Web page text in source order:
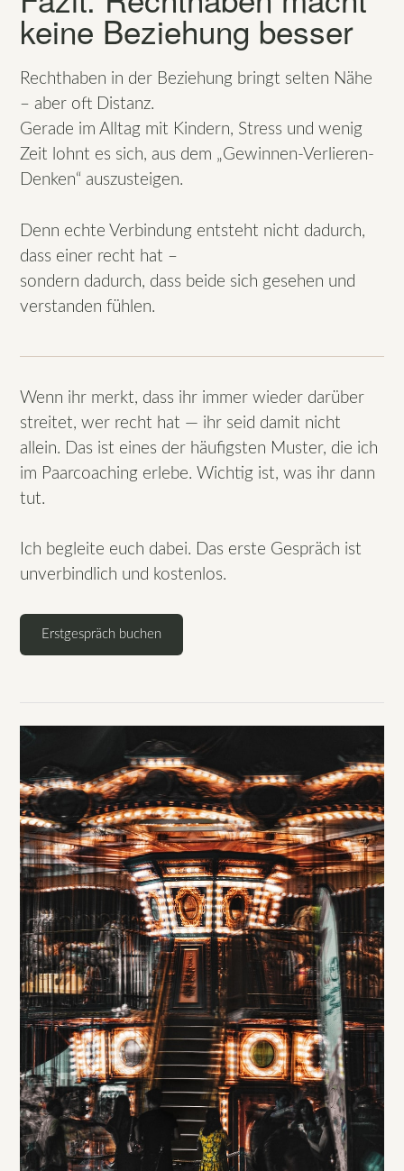
keine Beziehung besser
Rechthaben in der Beziehung bringt selten Nähe
– aber oft Distanz.
Gerade im Alltag mit Kindern, Stress und wenig
Zeit lohnt es sich, aus dem „Gewinnen-Verlieren-
Denken“ auszusteigen.
Denn echte Verbindung entsteht nicht dadurch,
dass einer recht hat –
sondern dadurch, dass beide sich gesehen und
verstanden fühlen.
Wenn ihr merkt, dass ihr immer wieder darüber
streitet, wer recht hat — ihr seid damit nicht
allein. Das ist eines der häufigsten Muster, die ich
im Paarcoaching erlebe. Wichtig ist, was ihr dann
tut.
Ich begleite euch dabei. Das erste Gespräch ist
unverbindlich und kostenlos.
Erstgespräch buchen